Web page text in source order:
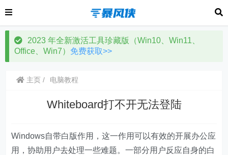
2023 年全新激活工具珍藏版（Win10、Win11、
Office、Win7） 免费获取>>
主页 电脑教程
Whiteboard打不开无法登陆
Windows自带白版作用，这一作用可以有效的开展办公应
用，协助用户去处理一些难题。一部分用户反应自身的白